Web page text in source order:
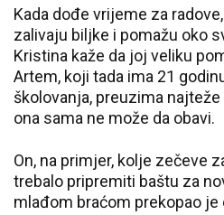
Kada dođe vrijeme za
zalivaju biljke i pomažu oko
Kristina kaže da joj veliku
Artem, koji tada ima 21
školovanja, preuzima
ona sama ne može da obavi.
On, na primjer, kolje zečeve
trebalo pripremiti baštu za
mlađom braćom prekopao